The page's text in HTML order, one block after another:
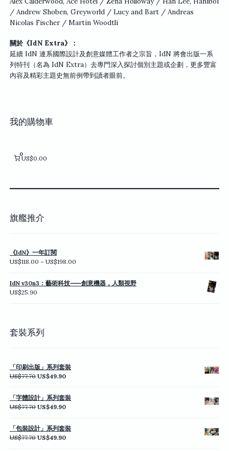
/ Andrew Shoben, Greyworld / Lucy and Bart / Andreas
Nicolas Fischer / Martin Woodtli
關於《IdN Extra》：
延續 IdN 連系國際設計及創意媒體工作者之宗旨，IdN 將會出版一系
列特刊（名為 IdN Extra）去專門深入探討個別主題或企劃，更多豐富
內容及精彩主題史無前例帶到讀者眼前。
我的購物車
0
US$0.00
旗艦推介
《IdN》一年訂閱
US$118.00 – US$198.00價
圍：
IdN v30n3：藝術科技⸺創意機器，人類視野
US$25.90
套裝系列
「印刷出版」系列套裝
US$77.70 原
價
格：
US$77.70。
US$49.90目
價
格：
「字體設計」系列套裝
US$77.70 原
價
格：
US$77.70。
US$49.90目
價
格：
「包裝設計」系列套裝
US$77.70 原
US$49.90目